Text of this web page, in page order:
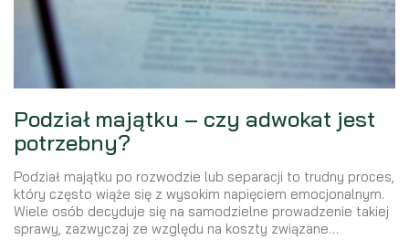
Podział majątku – czy adwokat jest
potrzebny?
Podział majątku po rozwodzie lub separacji to trudny proces,
który często wiąże się z wysokim napięciem emocjonalnym.
Wiele osób decyduje się na samodzielne prowadzenie takiej
sprawy, zazwyczaj ze względu na koszty związane…